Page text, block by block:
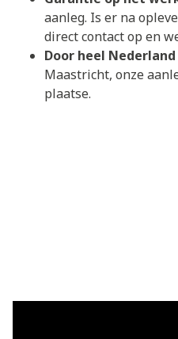
aanleg. Is er na
direct contact op en
Door heel Nederland
Maastricht, onze
plaatse.